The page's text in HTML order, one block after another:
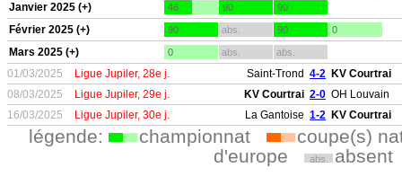
Janvier 2025 (+) 46 90 90
Février 2025 (+) 90 abs. 90 0
Mars 2025 (+) 0 abs. abs.
01/03/2025 Ligue Jupiler, 28e j. Saint-Trond 4-2 KV Courtrai
08/03/2025
Ligue Jupiler, 29e j. KV Courtrai 2-0 OH Louvain
16/03/2025
Ligue Jupiler, 30e j. La Gantoise 1-2 KV Courtrai
légende: championnat
coupe(s)
d'europe
abs. absent